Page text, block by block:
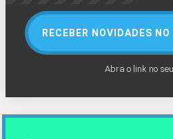
RECEBER NOVIDADES
Abra o link no